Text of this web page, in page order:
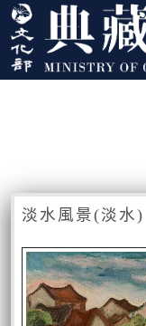
跳到主要內容
:::
淡水風景(淡水)